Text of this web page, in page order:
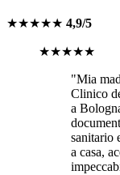
★★★★★ 4,9/5
★★★★★
"Mia
Clinico
a
sanitario
a casa,